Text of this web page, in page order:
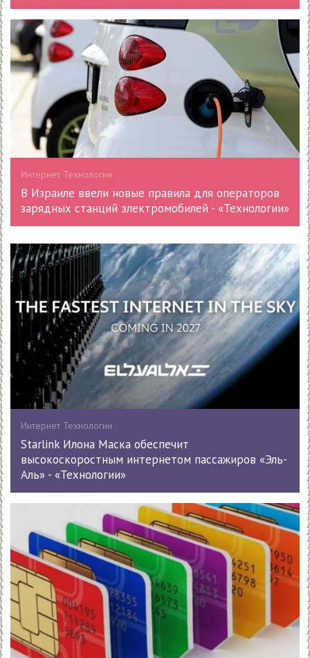
Интернет Технологии
В Израиле ввели новые правила для операторов
зарядных станций электромобилей - «Технологии»
Интернет Технологии
Starlink Илона Маска обеспечит
высокоскоростным интернетом пассажиров «Эль-
Аль» - «Технологии»